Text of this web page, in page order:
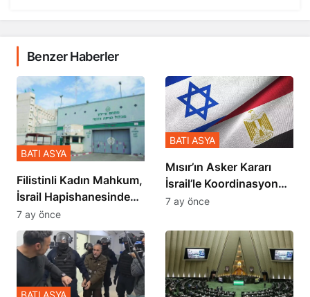
Benzer Haberler
Filistinli Kadın Mahkum,
İsrail Hapishanesindeki
Zulmü Anlattı
BATI ASYA
7 ay önce
Mısır’ın Asker Kararı
İsrail’le Koordinasyon
İçinde Gerçekleşmiş
BATI ASYA
7 ay önce
BATI ASYA